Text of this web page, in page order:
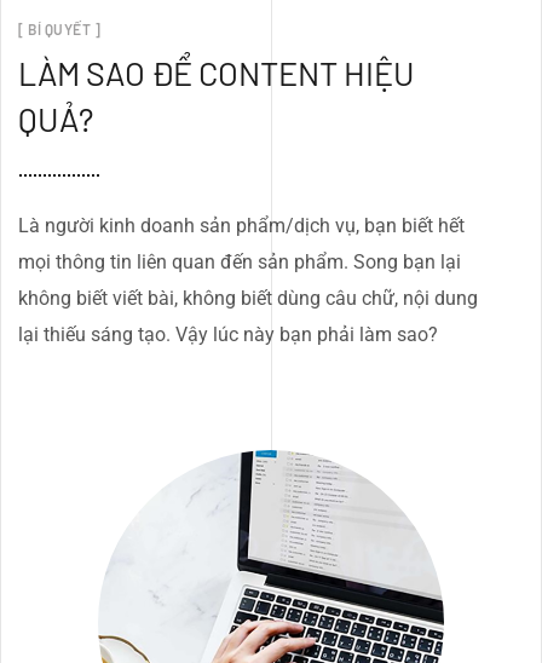
[ BÍ QUYẾT ]
LÀM SAO ĐỂ CONTENT HIỆU
QUẢ?
Là người kinh doanh sản phẩm/dịch vụ, bạn biết hết
mọi thông tin liên quan đến sản phẩm. Song bạn lại
không biết viết bài, không biết dùng câu chữ, nội dung
lại thiếu sáng tạo. Vậy lúc này bạn phải làm sao?